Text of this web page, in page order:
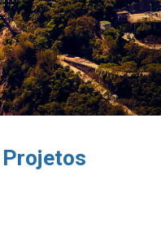
Projetos